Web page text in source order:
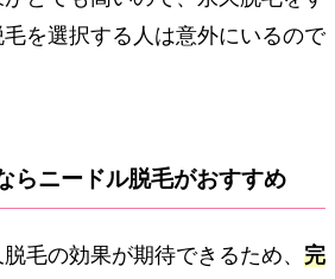
を選択する人は意外にいるので
らニードル脱毛がおすすめ
毛の効果が期待できるため、 完